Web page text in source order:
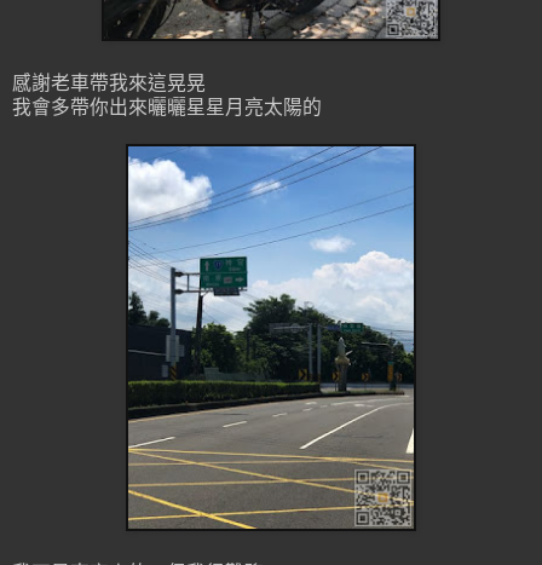
感謝老車帶我來這晃晃
我會多帶你出來曬曬星星月亮太陽的